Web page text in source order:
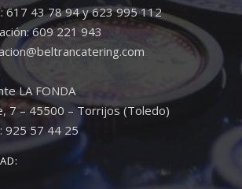
617 43 78 94 y 623 995 112
609 221 943
LA FONDA
7 – 45500 – Torrijos (Toledo)
925 57 44 25